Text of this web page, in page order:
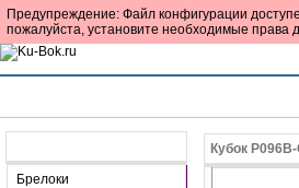
Предупреждение: Файл конфигурации
пожалуйста, установите необходимые права
Кубок P096B-
Брелоки